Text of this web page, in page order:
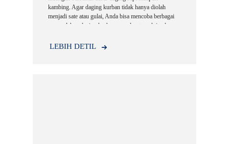
kambing. Agar daging kurban tidak hanya diolah
menjadi sate atau gulai, Anda bisa mencoba berbagai
menu olahan daging kurban yang lezat, praktis, dan
LEBIH DETIL